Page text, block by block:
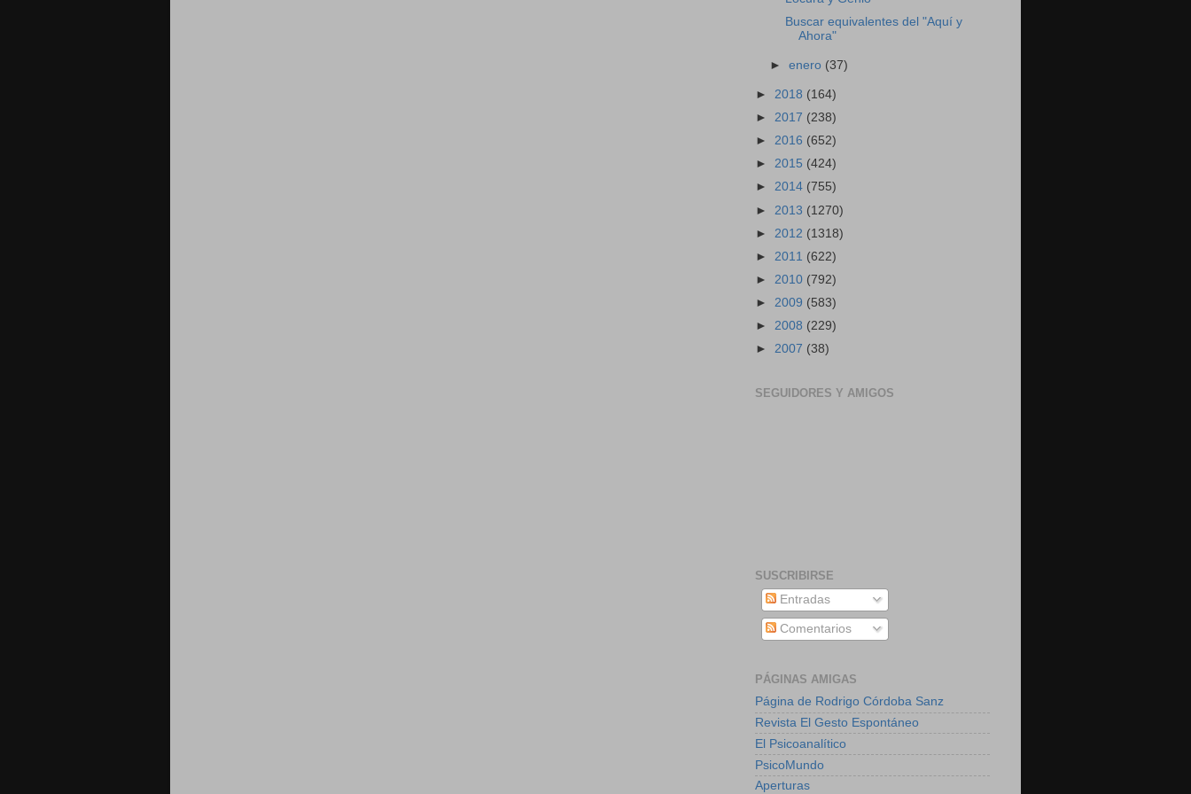
Buscar equivalentes del "Aquí y
Ahora"
►enero (37)
► 2018 (164)
► 2017 (238)
► 2016 (652)
► 2015 (424)
► 2014 (755)
► 2013 (1270)
► 2012 (1318)
► 2011 (622)
► 2010 (792)
► 2009 (583)
► 2008 (229)
► 2007 (38)
SEGUIDORES Y AMIGOS
SUSCRIBIRSE
Entradas
Comentarios
PÁGINAS AMIGAS
Página de Rodrigo Córdoba Sanz
Revista El Gesto Espontáneo
El Psicoanalítico
PsicoMundo
Aperturas